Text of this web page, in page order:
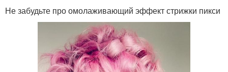
Не забудьте про омолаживающий эффект стрижки пикси